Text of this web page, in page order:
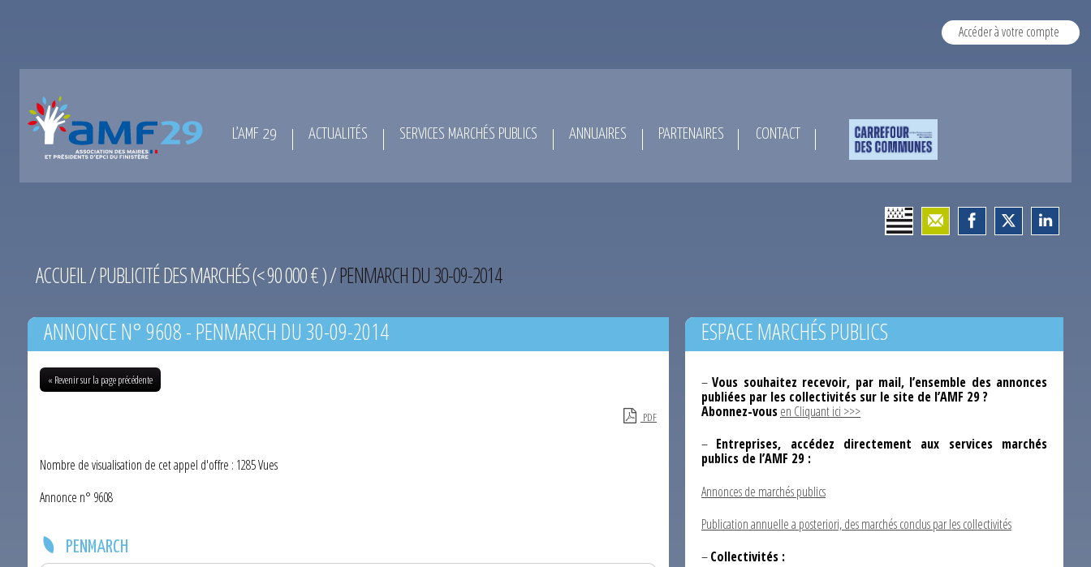
Accéder à votre compte
L’AMF 29 ACTUALITÉS SERVICES MARCHÉS PUBLICS ANNUAIRES PARTENAIRES CONTACT
ACCUEIL/PUBLICITÉ DES MARCHÉS (< 90 000 € )/PENMARCH DU 30-09-2014
ANNONCE N° 9608 - PENMARCH DU 30-09-2014
« Revenir sur la page précédente
PDF
Nombre de visualisation de cet appel d'offre : 1285 Vues
Annonce n° 9608
PENMARCH
ESPACE MARCHÉS PUBLICS
–Vous souhaitez recevoir, par mail, l’ensemble des annonces
publiées par les collectivités sur le site de l’AMF 29 ?
Abonnez-vousen Cliquant ici >>>
– Entreprises, accédez directement aux services marchés
publics de l’AMF 29 :
Annonces de marchés publics
Publication annuelle a posteriori, des marchés conclus par les collectivités
–Collectivités :